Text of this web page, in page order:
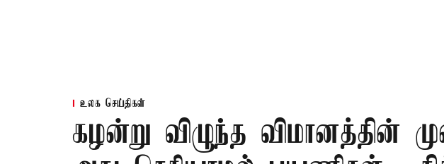
உலக செய்திகள்
கழன்று விழுந்த விமானத்தின்